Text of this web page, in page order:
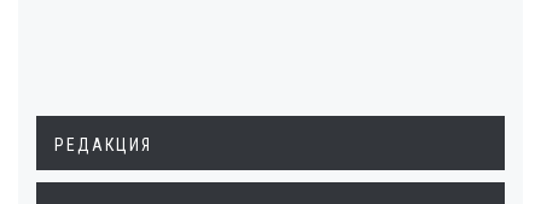
РЕДАКЦИЯ